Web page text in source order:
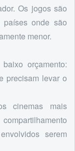
Os jogos são
onde são
menor.
orçamento:
precisam levar o
cinemas mais
serem